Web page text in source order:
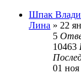
Шпак
Лина » 22
5
10463
01